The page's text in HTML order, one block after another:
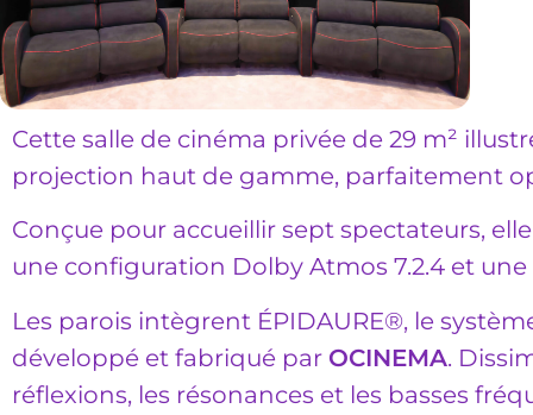
Cette salle de cinéma privée de 29 m²
projection haut de gamme, parfaitement
Conçue pour accueillir sept spectateurs,
une configuration Dolby Atmos 7.2.4 et
Les parois intègrent ÉPIDAURE®, le
développé et fabriqué par OCINEMA.
réflexions, les résonances et les basses